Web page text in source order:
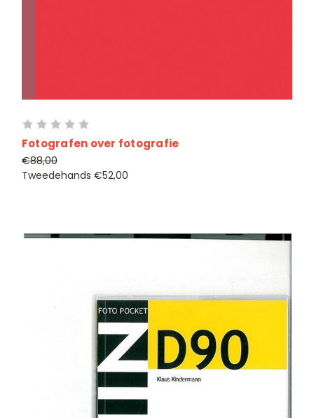
Fotografen over fotografie
€88,00
Tweedehands €52,00